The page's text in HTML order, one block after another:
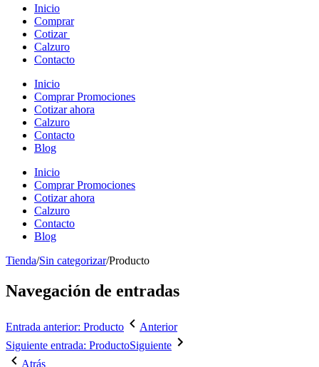
Inicio
Comprar
Cotizar
Calzuro
Contacto
Inicio
Comprar Promociones
Cotizar ahora
Calzuro
Contacto
Blog
Inicio
Comprar Promociones
Cotizar ahora
Calzuro
Contacto
Blog
Tienda/Sin categorizar/Producto
Navegación de entradas
Entrada anterior: Producto
Anterior
Siguiente entrada: ProductoSiguiente
Atrás